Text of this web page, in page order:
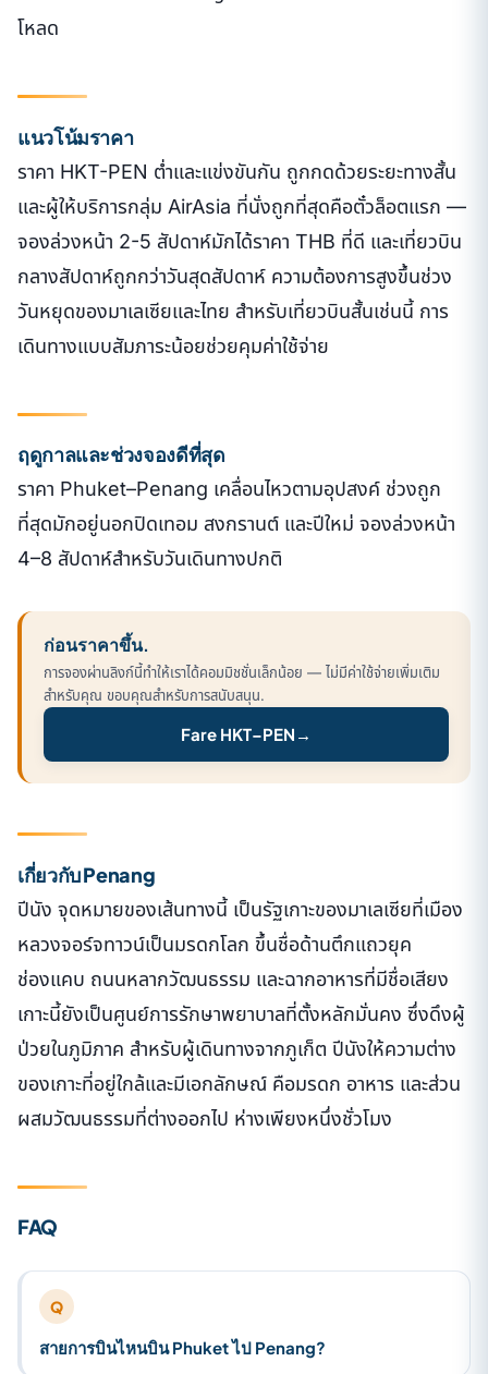
โหลด
แนวโน้มราคา
ราคา HKT-PEN ต่ำและแข่งขันกัน ถูกกดด้วยระยะทางสั้น
และผู้ให้บริการกลุ่ม AirAsia ที่นั่งถูกที่สุดคือตั๋วล็อตแรก —
จองล่วงหน้า 2-5 สัปดาห์มักได้ราคา THB ที่ดี และเที่ยวบิน
กลางสัปดาห์ถูกกว่าวันสุดสัปดาห์ ความต้องการสูงขึ้นช่วง
วันหยุดของมาเลเซียและไทย สำหรับเที่ยวบินสั้นเช่นนี้ การ
เดินทางแบบสัมภาระน้อยช่วยคุมค่าใช้จ่าย
ฤดูกาลและช่วงจองดีที่สุด
ราคา Phuket–Penang เคลื่อนไหวตามอุปสงค์ ช่วงถูก
ที่สุดมักอยู่นอกปิดเทอม สงกรานต์ และปีใหม่ จองล่วงหน้า
4–8 สัปดาห์สำหรับวันเดินทางปกติ
ก่อนราคาขึ้น.
การจองผ่านลิงก์นี้ทำให้เราได้คอมมิชชั่นเล็กน้อย — ไม่มีค่าใช้จ่ายเพิ่มเติม
สำหรับคุณ ขอบคุณสำหรับการสนับสนุน.
Fare HKT–PEN →
เกี่ยวกับ Penang
ปีนัง จุดหมายของเส้นทางนี้ เป็นรัฐเกาะของมาเลเซียที่เมือง
หลวงจอร์จทาวน์เป็นมรดกโลก ขึ้นชื่อด้านตึกแถวยุค
ช่องแคบ ถนนหลากวัฒนธรรม และฉากอาหารที่มีชื่อเสียง
เกาะนี้ยังเป็นศูนย์การรักษาพยาบาลที่ตั้งหลักมั่นคง ซึ่งดึงผู้
ป่วยในภูมิภาค สำหรับผู้เดินทางจากภูเก็ต ปีนังให้ความต่าง
ของเกาะที่อยู่ใกล้และมีเอกลักษณ์ คือมรดก อาหาร และส่วน
ผสมวัฒนธรรมที่ต่างออกไป ห่างเพียงหนึ่งชั่วโมง
FAQ
Q
สายการบินไหนบิน Phuket ไป Penang?